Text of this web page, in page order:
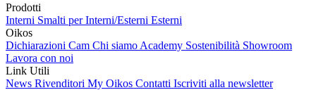
Prodotti
Interni Smalti per Interni/Esterni Esterni
Oikos
Dichiarazioni Cam Chi siamo Academy Sostenibilità Showroom
Lavora con noi
Link Utili
News Rivenditori My Oikos Contatti Iscriviti alla newsletter